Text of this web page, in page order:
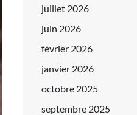
juillet 2026
juin 2026
février 2026
janvier 2026
octobre 2025
septembre 2025